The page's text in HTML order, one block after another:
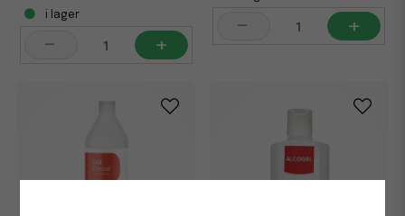
i lager
- +
- +